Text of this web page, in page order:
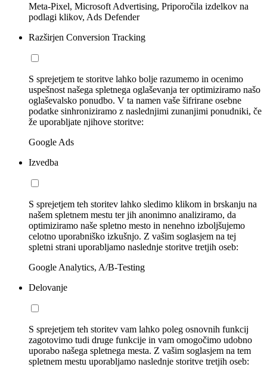
Meta-Pixel, Microsoft Advertising, Priporočila izdelkov na
podlagi klikov, Ads Defender
Razširjen Conversion Tracking
S sprejetjem te storitve lahko bolje razumemo in ocenimo
uspešnost našega spletnega oglaševanja ter optimiziramo našo
oglaševalsko ponudbo. V ta namen vaše šifrirane osebne
podatke sinhroniziramo z naslednjimi zunanjimi ponudniki, če
že uporabljate njihove storitve:
Google Ads
Izvedba
S sprejetjem teh storitev lahko sledimo klikom in brskanju na
našem spletnem mestu ter jih anonimno analiziramo, da
optimiziramo naše spletno mesto in nenehno izboljšujemo
celotno uporabniško izkušnjo. Z vašim soglasjem na tej
spletni strani uporabljamo naslednje storitve tretjih oseb:
Google Analytics, A/B-Testing
Delovanje
S sprejetjem teh storitev vam lahko poleg osnovnih funkcij
zagotovimo tudi druge funkcije in vam omogočimo udobno
uporabo našega spletnega mesta. Z vašim soglasjem na tem
spletnem mestu uporabljamo naslednje storitve tretjih oseb: